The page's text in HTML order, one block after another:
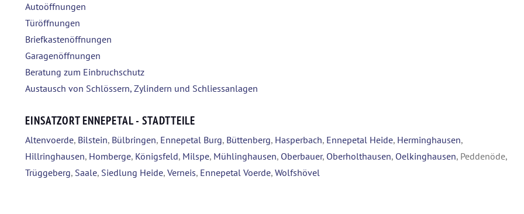
Autoöffnungen
Türöffnungen
Briefkastenöffnungen
Garagenöffnungen
Beratung zum Einbruchschutz
Austausch von Schlössern, Zylindern und Schliessanlagen
EINSATZORT ENNEPETAL - STADTTEILE
Altenvoerde, Bilstein, Bülbringen, Ennepetal Burg, Büttenberg, Hasperbach, Ennepetal Heide, Herminghausen,
Hillringhausen, Homberge, Königsfeld, Milspe, Mühlinghausen, Oberbauer, Oberholthausen, Oelkinghausen, Peddenöde,
Trüggeberg, Saale, Siedlung Heide, Verneis, Ennepetal Voerde, Wolfshövel